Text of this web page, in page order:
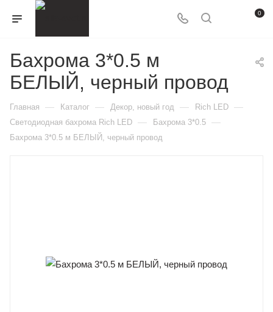
0
Бахрома 3*0.5 м
БЕЛЫЙ, черный провод
Главная — Каталог — Декор, новый год — Rich LED —
Светодиодная бахрома Rich LED — Бахрома 3*0.5 —
Бахрома 3*0.5 м БЕЛЫЙ, черный провод